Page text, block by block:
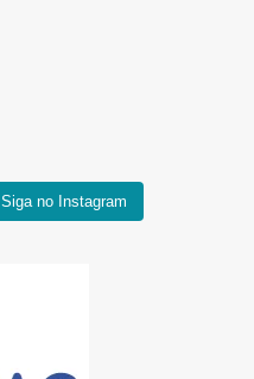
Siga no Instagram